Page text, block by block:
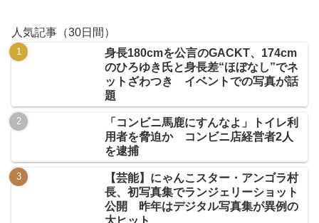
人気記事（30日間）
身長180cmを公言のGACKT、174cm
のひろゆき氏と身長差“ほぼなし”でネ
ットざわつき イベントでの写真が話
題
「コンビニ馬鹿にすんなよ」トイレ利
用者を脅迫か コンビニ店経営者2人
を逮捕
【芸能】にゃんこスター・アンゴラ村
長、初写真集でランジェリーショット
公開 昨年はデジタル写真集が異例の
大ヒット